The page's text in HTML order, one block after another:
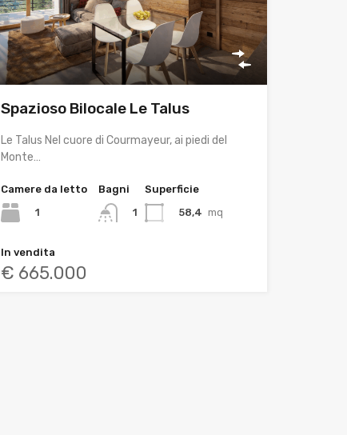
Spazioso Bilocale Le Talus
Le Talus Nel cuore di Courmayeur, ai piedi del
Monte…
Camere da letto
1
Bagni
1
Superficie
58,4 mq
In vendita
€ 665.000